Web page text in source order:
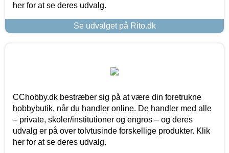
her for at se deres udvalg.
Se udvalget på Rito.dk
CChobby.dk bestræber sig på at være din foretrukne
hobbybutik, når du handler online. De handler med alle
– private, skoler/institutioner og engros – og deres
udvalg er på over tolvtusinde forskellige produkter. Klik
her for at se deres udvalg.